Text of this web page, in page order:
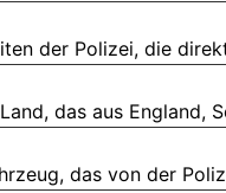
der Polizei, die
das aus England,
das von der